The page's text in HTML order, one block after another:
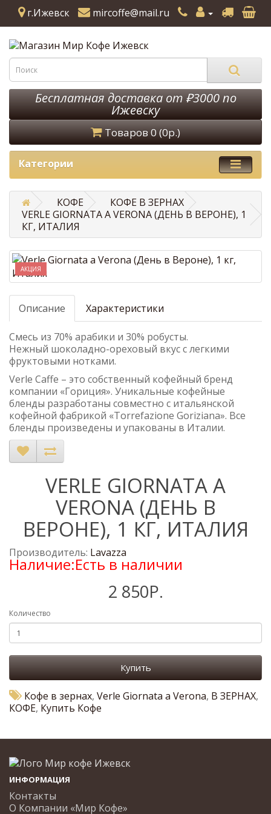
г.Ижевск mircoffe@mail.ru
Бесплатная доставка от ₽3000 по
Ижевску
Товаров 0 (0р.)
Категории
КОФЕ
КОФЕ В ЗЕРНАХ
VERLE GIORNATA A VERONA (ДЕНЬ В ВЕРОНЕ), 1
КГ, ИТАЛИЯ
АКЦИЯ
Описание Характеристики
Смесь из 70% арабики и 30% робусты.
Нежный шоколадно-ореховый вкус с легкими
фруктовыми нотками.
Verle Caffe – это собственный кофейный бренд
компании «Гориция». Уникальные кофейные
бленды разработаны совместно с итальянской
кофейной фабрикой «Torrefazione Goriziana». Все
бленды произведены и упакованы в Италии.
VERLE GIORNATA A
VERONA (ДЕНЬ В
ВЕРОНЕ), 1 КГ, ИТАЛИЯ
Производитель: Lavazza
Наличие:Есть в наличии
2 850Р.
Количество
Купить
Кофе в зернах, Verle Giornata a Verona, В ЗЕРНАХ,
КОФЕ, Купить Кофе
ИНФОРМАЦИЯ
Контакты
О Компании «Мир Кофе»